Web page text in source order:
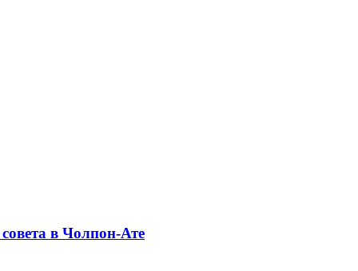
в Чолпон-Ате